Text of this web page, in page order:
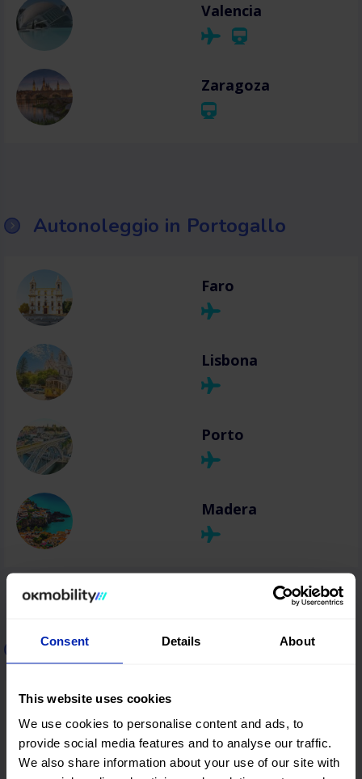
Consent Details About
This website uses cookies
We use cookies to personalise content and ads, to
provide social media features and to analyse our traffic.
We also share information about your use of our site with
Valencia
Zaragoza
Autonoleggio in Portogallo
Faro
Lisbona
Porto
Madera
Autonoleggio in Italia